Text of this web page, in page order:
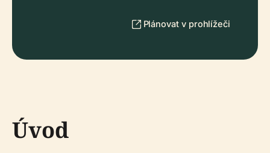
Plánovat v prohlížeči
Úvod